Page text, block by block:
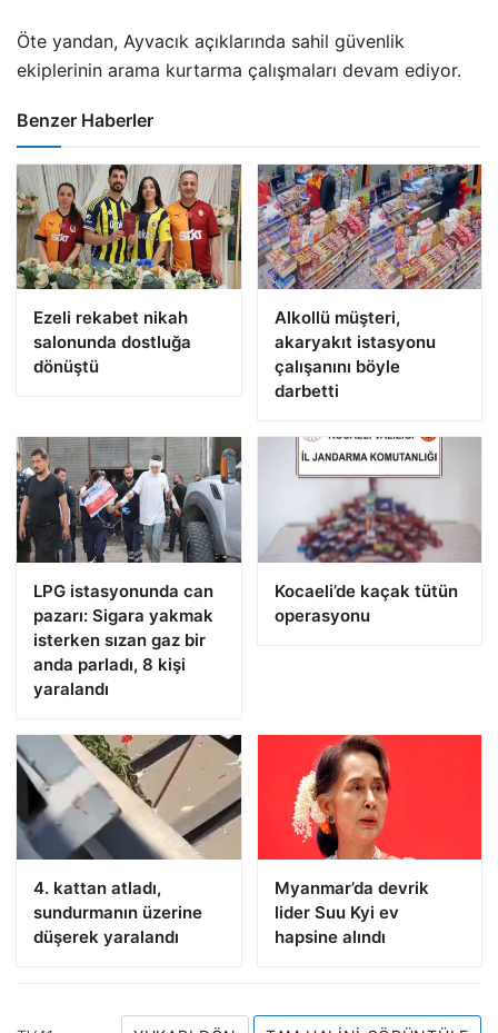
Öte yandan, Ayvacık açıklarında sahil güvenlik
ekiplerinin arama kurtarma çalışmaları devam ediyor.
Benzer Haberler
Ezeli rekabet nikah
salonunda dostluğa
dönüştü
Alkollü müşteri,
akaryakıt istasyonu
çalışanını böyle
darbetti
LPG istasyonunda can
pazarı: Sigara yakmak
isterken sızan gaz bir
anda parladı, 8 kişi
yaralandı
Kocaeli’de kaçak tütün
operasyonu
4. kattan atladı,
sundurmanın üzerine
düşerek yaralandı
Myanmar’da devrik
lider Suu Kyi ev
hapsine alındı